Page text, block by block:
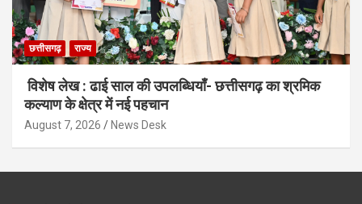
छत्तीसगढ़ राज्य
विशेष लेख : ढाई साल की उपलब्धियाँ- छत्तीसगढ़ का श्रमिक
कल्याण के क्षेत्र में नई पहचान
August 7, 2026 News Desk